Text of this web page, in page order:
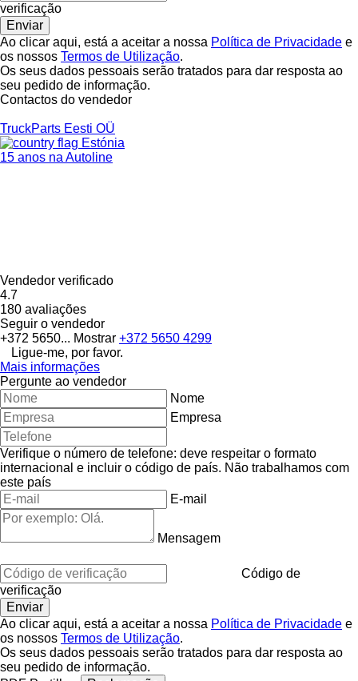
verificação
Ao clicar aqui, está a aceitar a nossa Política de Privacidade e
os nossos Termos de Utilização.
Os seus dados pessoais serão tratados para dar resposta ao
seu pedido de informação.
Contactos do vendedor
TruckParts Eesti OÜ
Estónia
15 anos na Autoline
Vendedor verificado
4.7
180 avaliações
Seguir o vendedor
+372 5650... Mostrar +372 5650 4299
Ligue-me, por favor.
Mais informações
Pergunte ao vendedor
Nome
Empresa
Verifique o número de telefone: deve respeitar o formato
internacional e incluir o código de país. Não trabalhamos com
este país
E-mail
Mensagem
Código de
verificação
Ao clicar aqui, está a aceitar a nossa Política de Privacidade e
os nossos Termos de Utilização.
Os seus dados pessoais serão tratados para dar resposta ao
seu pedido de informação.